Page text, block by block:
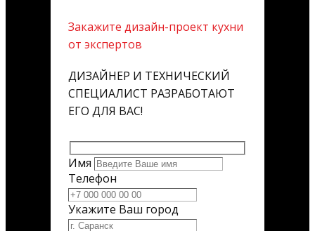
Закажите дизайн-проект кухни
от экспертов
ДИЗАЙНЕР И ТЕХНИЧЕСКИЙ
СПЕЦИАЛИСТ РАЗРАБОТАЮТ
ЕГО ДЛЯ ВАС!
Имя
Телефон
Укажите Ваш город